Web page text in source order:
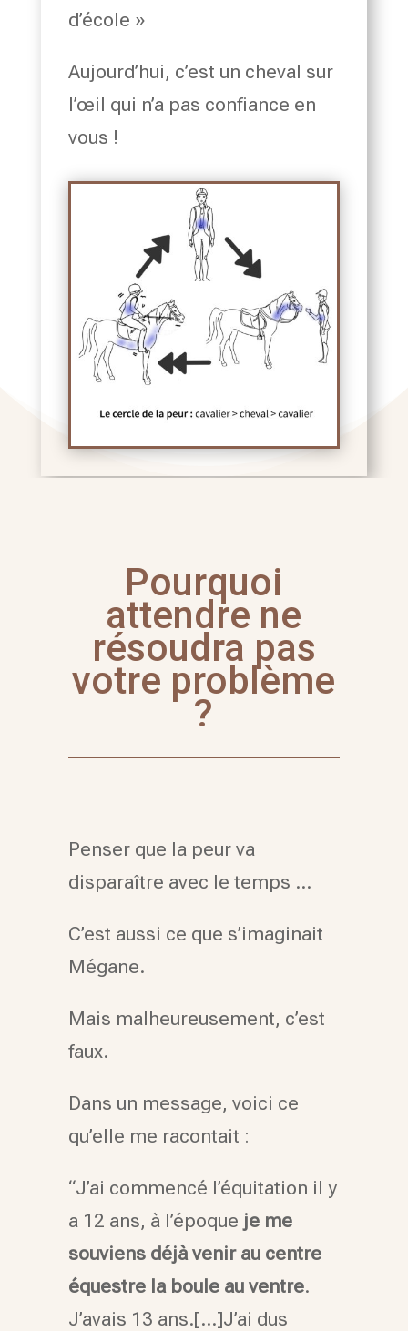
d’école »
Aujourd’hui, c’est un cheval sur
l’œil qui n’a pas confiance en
vous !
Pourquoi
attendre ne
résoudra pas
votre problème
?
Penser que la peur va
disparaître avec le temps …
C’est aussi ce que s’imaginait
Mégane.
Mais malheureusement, c’est
faux.
Dans un message, voici ce
qu’elle me racontait :
“J’ai commencé l’équitation il y
a 12 ans, à l’époque je me
souviens déjà venir au centre
équestre la boule au ventre.
J’avais 13 ans.[…]J’ai dus